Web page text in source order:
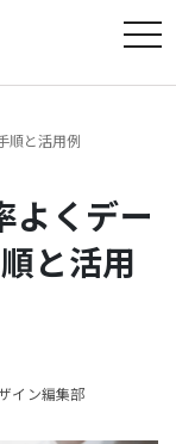
順と活用例
よくデー
と活用
イン編集部